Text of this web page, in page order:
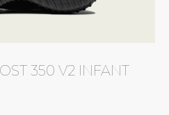
350 V2 INFANT